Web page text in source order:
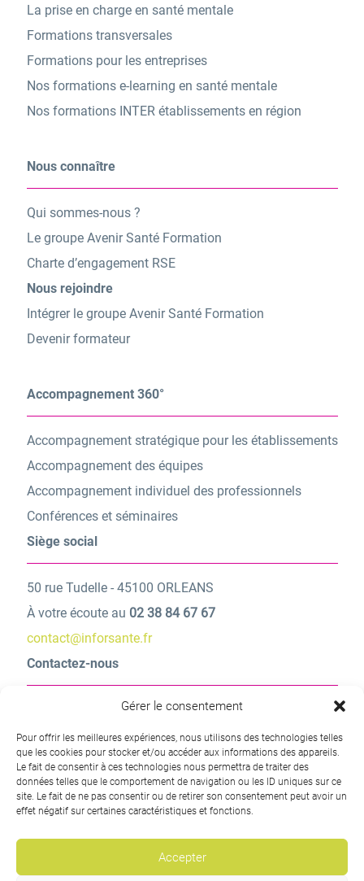
Gérer le consentement
Pour offrir les meilleures expériences, nous utilisons des technologies telles
que les cookies pour stocker et/ou accéder aux informations des appareils.
Le fait de consentir à ces technologies nous permettra de traiter des
données telles que le comportement de navigation ou les ID uniques sur ce
site. Le fait de ne pas consentir ou de retirer son consentement peut avoir un
effet négatif sur certaines caractéristiques et fonctions.
Accepter
La prise en charge en santé mentale
Formations transversales
Formations pour les entreprises
Nos formations e-learning en santé mentale
Nos formations INTER établissements en région
Nous connaître
Qui sommes-nous ?
Le groupe Avenir Santé Formation
Charte d’engagement RSE
Nous rejoindre
Intégrer le groupe Avenir Santé Formation
Devenir formateur
Accompagnement 360°
Accompagnement stratégique pour les établissements
Accompagnement des équipes
Accompagnement individuel des professionnels
Conférences et séminaires
Siège social
50 rue Tudelle - 45100 ORLEANS
À votre écoute au 02 38 84 67 67
contact@inforsante.fr
Contactez-nous
Une question ? Une demande d’information ?
Contactez-nous
Copyright © 2026 Inforsante. Tous droits réservés.